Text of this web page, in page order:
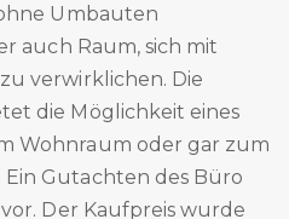
Umbauten
auch Raum, sich mit
verwirklichen. Die
die Möglichkeit eines
Wohnraum oder gar zum
Gutachten des Büro
Der Kaufpreis wurde